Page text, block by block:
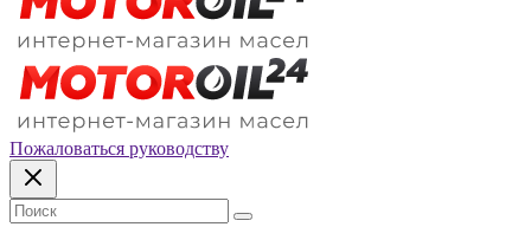
Пожаловаться руководству